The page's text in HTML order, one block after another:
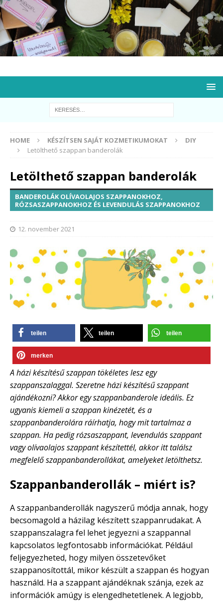
HOME KÉSZÍTSEN SAJÁT KOZMETIKUMOKAT
DIY
Letölthető szappan banderolák
Letölthető szappan banderolák
BANDEROLÁK OLÍVAOLAJOS SZAPPANOKHOZ,
RÓZSASZAPPANOKHOZ ÉS LEVENDULÁS SZAPPANOKHOZ
12. november 2021
teilen teilen teilen
merken
A házi készítésű szappan tökéletes lesz egy
szappanszalaggal. Szeretne házi készítésű szappant
ajándékozni? Akkor egy szappanbanderole ideális. Ez
ugyanis kiemeli a szappan kinézetét, és a
szappanbanderolára ráírhatja, hogy mit tartalmaz a
szappan. Ha pedig rózsaszappant, levendulás szappant
vagy olívaolajos szappant készítettél, akkor itt találsz
megfelelő szappanbanderollákat, amelyeket letölthetsz.
Szappanbanderollák – miért is?
A szappanbanderollák nagyszerű módja annak, hogy
becsomagold a házilag készített szappanrudakat. A
szappanszalagra fel lehet jegyezni a szappannal
kapcsolatos legfontosabb információkat. Például
feljegyezheted, hogy milyen összetevőket
szappanosítottál, mikor készült a szappan és hogyan
használd. Ha a szappant ajándéknak szánja, ezek az
információk amúgy is elengedhetetlenek. A legjobb,